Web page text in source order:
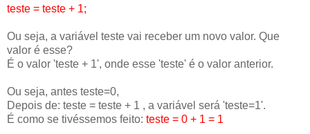
teste = teste + 1;
Ou seja, a variável teste vai receber um novo valor. Que
valor é esse?
É o valor 'teste + 1', onde esse 'teste' é o valor anterior.
Ou seja, antes teste=0,
Depois de: teste = teste + 1 , a variável será 'teste=1'.
É como se tivéssemos feito: teste = 0 + 1 = 1